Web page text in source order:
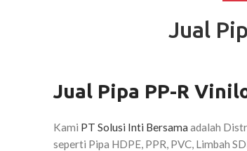
Jual
Jual Pipa PP-R
Kami PT Solusi Inti Bersama adalah
seperti Pipa HDPE, PPR, PVC, Limbah